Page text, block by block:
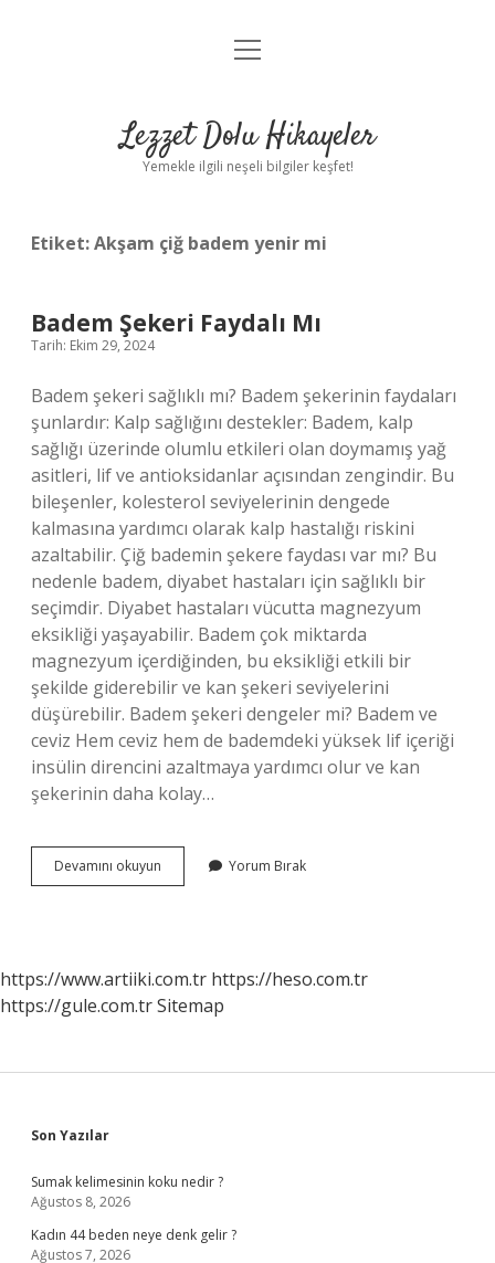
Anasayfa
Yasal Uyarı
menüyü
Lezzet Dolu Hikayeler
Yemekle ilgili neşeli bilgiler keşfet!
Etiket:Akşam çiğ badem yenir mi
Badem Şekeri Faydalı Mı
Tarih: Ekim 29, 2024
Badem şekeri sağlıklı mı? Badem şekerinin faydaları
şunlardır: Kalp sağlığını destekler: Badem, kalp
sağlığı üzerinde olumlu etkileri olan doymamış yağ
asitleri, lif ve antioksidanlar açısından zengindir. Bu
bileşenler, kolesterol seviyelerinin dengede
kalmasına yardımcı olarak kalp hastalığı riskini
azaltabilir. Çiğ bademin şekere faydası var mı? Bu
nedenle badem, diyabet hastaları için sağlıklı bir
seçimdir. Diyabet hastaları vücutta magnezyum
eksikliği yaşayabilir. Badem çok miktarda
magnezyum içerdiğinden, bu eksikliği etkili bir
şekilde giderebilir ve kan şekeri seviyelerini
düşürebilir. Badem şekeri dengeler mi? Badem ve
ceviz Hem ceviz hem de bademdeki yüksek lif içeriği
insülin direncini azaltmaya yardımcı olur ve kan
şekerinin daha kolay…
Devamını okuyun
Şekeri
Yorum Bırak
https://www.artiiki.com.tr https://heso.com.tr
https://gule.com.trSitemap
Sidebar
Son Yazılar
Sumak kelimesinin koku nedir ?
Ağustos 8, 2026
Kadın 44 beden neye denk gelir ?
Ağustos 7, 2026